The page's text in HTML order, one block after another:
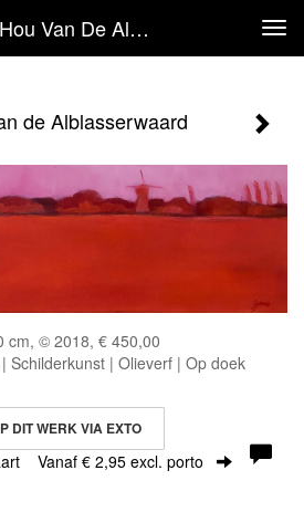
Sjane De Haan - Ik Hou Van De Alblasserwaard
de Alblasserwaard
cm, © 2018, € 450,00
Schilderkunst | Olieverf | Op doek
DIT WERK VIA EXTO
Vanaf € 2,95 excl. porto